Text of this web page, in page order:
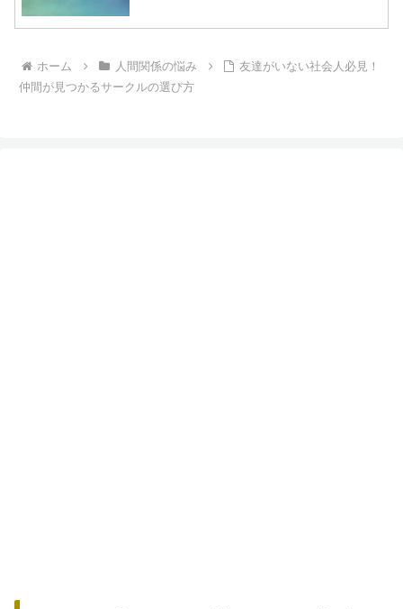
ホーム 人間関係の悩み
友達がいない社会人必見！
仲間が見つかるサークルの選び方